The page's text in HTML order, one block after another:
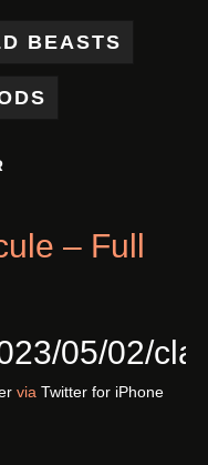
BEASTS
– Full
05/02/
via Twitter for iPhone